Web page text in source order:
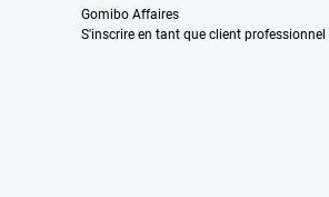
Gomibo Affaires
S'inscrire en tant que client professionnel